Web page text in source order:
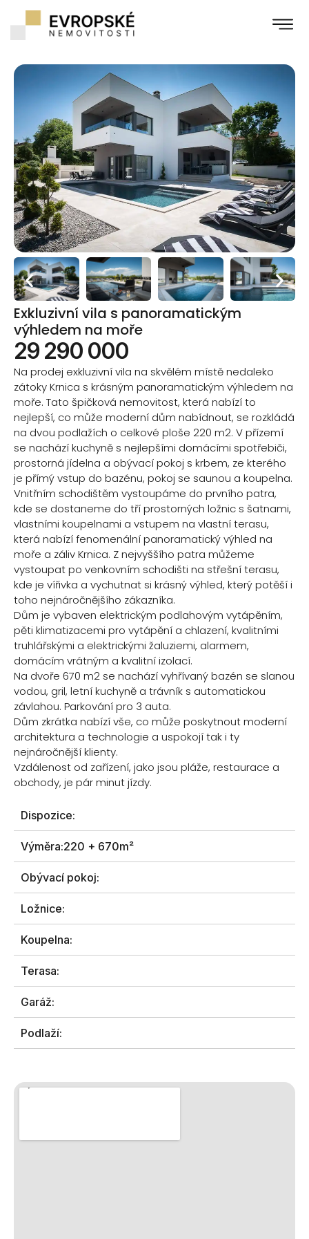
Exkluzivní vila s panoramatickým
výhledem na moře
29 290 000
Na prodej exkluzivní vila na skvělém místě nedaleko
zátoky Krnica s krásným panoramatickým výhledem na
moře. Tato špičková nemovitost, která nabízí to
nejlepší, co může moderní dům nabídnout, se rozkládá
na dvou podlažích o celkové ploše 220 m2. V přízemí
se nachází kuchyně s nejlepšími domácími spotřebiči,
prostorná jídelna a obývací pokoj s krbem, ze kterého
je přímý vstup do bazénu, pokoj se saunou a koupelna.
Vnitřním schodištěm vystoupáme do prvního patra,
kde se dostaneme do tří prostorných ložnic s šatnami,
vlastními koupelnami a vstupem na vlastní terasu,
která nabízí fenomenální panoramatický výhled na
moře a záliv Krnica. Z nejvyššího patra můžeme
vystoupat po venkovním schodišti na střešní terasu,
kde je vířivka a vychutnat si krásný výhled, který potěší i
toho nejnáročnějšího zákazníka.
Dům je vybaven elektrickým podlahovým vytápěním,
pěti klimatizacemi pro vytápění a chlazení, kvalitními
truhlářskými a elektrickými žaluziemi, alarmem,
domácím vrátným a kvalitní izolací.
Na dvoře 670 m2 se nachází vyhřívaný bazén se slanou
vodou, gril, letní kuchyně a trávník s automatickou
závlahou. Parkování pro 3 auta.
Dům zkrátka nabízí vše, co může poskytnout moderní
architektura a technologie a uspokojí tak i ty
nejnáročnější klienty.
Vzdálenost od zařízení, jako jsou pláže, restaurace a
obchody, je pár minut jízdy.
Dispozice:
Výměra:220 + 670m²
Obývací pokoj:
Ložnice:
Koupelna:
Terasa:
Garáž:
Podlaží: